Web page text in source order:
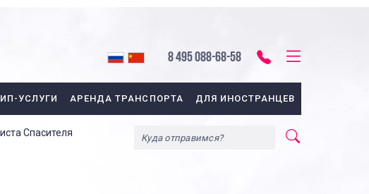
8 495 088-68-58
УСЛУГИ АРЕНДА ТРАНСПОРТА ДЛЯ ИНОСТРАНЦЕВ
Спасителя